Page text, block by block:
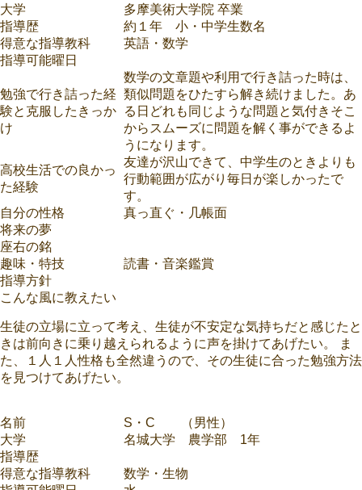
大学
多摩美術大学院 卒業
指導歴
約１年 小・中学生数名
得意な指導教科
英語・数学
指導可能曜日
勉強で行き詰った経
験と克服したきっか
け
数学の文章題や利用で行き詰った時は、
類似問題をひたすら解き続けました。あ
る日どれも同じような問題と気付きそこ
からスムーズに問題を解く事ができるよ
うになります。
高校生活での良かっ
た経験
友達が沢山できて、中学生のときよりも
行動範囲が広がり毎日が楽しかったで
す。
自分の性格
真っ直ぐ・几帳面
将来の夢
座右の銘
趣味・特技
読書・音楽鑑賞
指導方針
こんな風に教えたい
生徒の立場に立って考え、生徒が不安定な気持ちだと感じたと
きは前向きに乗り越えられるように声を掛けてあげたい。 ま
た、１人１人性格も全然違うので、その生徒に合った勉強方法
を見つけてあげたい。
名前
S・C （男性）
大学
名城大学 農学部 1年
指導歴
得意な指導教科
数学・生物